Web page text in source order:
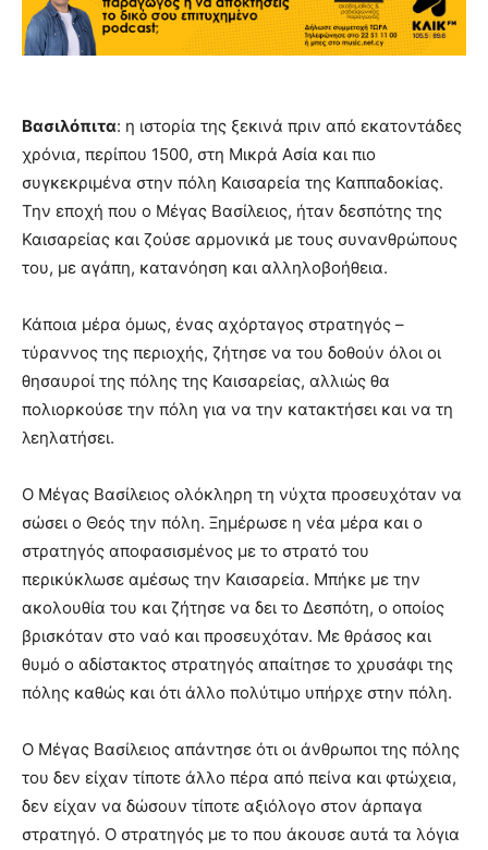
Βασιλόπιτα: η ιστορία της ξεκινά πριν από εκατοντάδες
χρόνια, περίπου 1500, στη Μικρά Ασία και πιο
συγκεκριμένα στην πόλη Καισαρεία της Καππαδοκίας.
Την εποχή που ο Μέγας Βασίλειος, ήταν δεσπότης της
Καισαρείας και ζούσε αρμονικά με τους συνανθρώπους
του, με αγάπη, κατανόηση και αλληλοβοήθεια.
Κάποια μέρα όμως, ένας αχόρταγος στρατηγός –
τύραννος της περιοχής, ζήτησε να του δοθούν όλοι οι
θησαυροί της πόλης της Καισαρείας, αλλιώς θα
πολιορκούσε την πόλη για να την κατακτήσει και να τη
λεηλατήσει.
Ο Μέγας Βασίλειος ολόκληρη τη νύχτα προσευχόταν να
σώσει ο Θεός την πόλη. Ξημέρωσε η νέα μέρα και ο
στρατηγός αποφασισμένος με το στρατό του
περικύκλωσε αμέσως την Καισαρεία. Μπήκε με την
ακολουθία του και ζήτησε να δει το Δεσπότη, ο οποίος
βρισκόταν στο ναό και προσευχόταν. Με θράσος και
θυμό ο αδίστακτος στρατηγός απαίτησε το χρυσάφι της
πόλης καθώς και ότι άλλο πολύτιμο υπήρχε στην πόλη.
Ο Μέγας Βασίλειος απάντησε ότι οι άνθρωποι της πόλης
του δεν είχαν τίποτε άλλο πέρα από πείνα και φτώχεια,
δεν είχαν να δώσουν τίποτε αξιόλογο στον άρπαγα
στρατηγό. Ο στρατηγός με το που άκουσε αυτά τα λόγια